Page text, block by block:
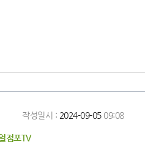
작성일시 : 2024-09-0509:08
점포TV